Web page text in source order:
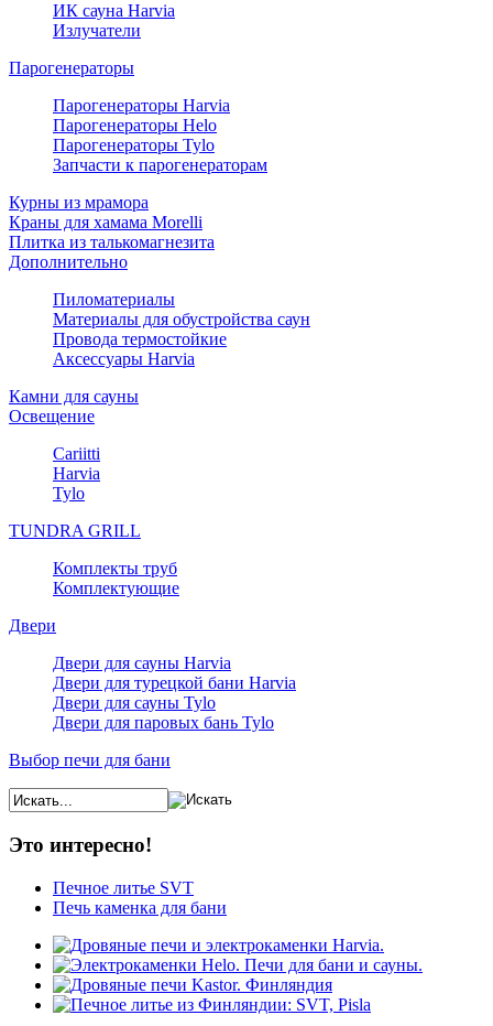
ИК сауна Harvia
Излучатели
Парогенераторы
Парогенераторы Harvia
Парогенераторы Helo
Парогенераторы Tylo
Запчасти к парогенераторам
Курны из мрамора
Краны для хамама Morelli
Плитка из талькомагнезита
Дополнительно
Пиломатериалы
Материалы для обустройства саун
Провода термостойкие
Аксессуары Harvia
Камни для сауны
Освещение
Cariitti
Harvia
Tylo
TUNDRA GRILL
Комплекты труб
Комплектующие
Двери
Двери для сауны Harvia
Двери для турецкой бани Harvia
Двери для сауны Tylo
Двери для паровых бань Tylo
Выбор печи для бани
Это интересно!
Печное литье SVT
Печь каменка для бани